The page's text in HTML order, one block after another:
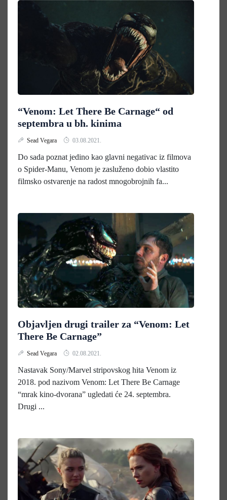
“Venom: Let There Be Carnage“ od
septembra u bh. kinima
Sead Vegara 03.08.2021.
Do sada poznat jedino kao glavni negativac iz filmova
o Spider-Manu, Venom je zasluženo dobio vlastito
filmsko ostvarenje na radost mnogobrojnih fa...
Objavljen drugi trailer za “Venom: Let
There Be Carnage”
Sead Vegara 02.08.2021.
Nastavak Sony/Marvel stripovskog hita Venom iz
2018. pod nazivom Venom: Let There Be Carnage
“mrak kino-dvorana” ugledati će 24. septembra.
Drugi ...